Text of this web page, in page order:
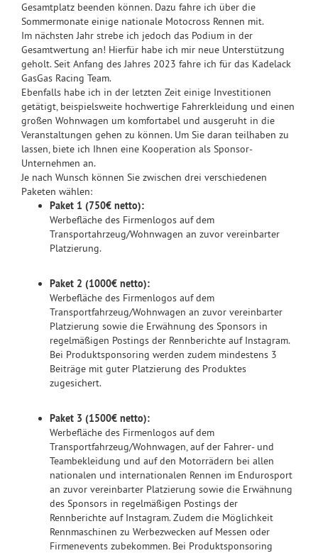
Gesamtplatz beenden können. Dazu fahre ich über die
Sommermonate einige nationale Motocross Rennen mit.
Im nächsten Jahr strebe ich jedoch das Podium in der
Gesamtwertung an! Hierfür habe ich mir neue Unterstützung
geholt. Seit Anfang des Jahres 2023 fahre ich für das Kadelack
GasGas Racing Team.
Ebenfalls habe ich in der letzten Zeit einige Investitionen
getätigt, beispielsweite hochwertige Fahrerkleidung und einen
großen Wohnwagen um komfortabel und ausgeruht in die
Veranstaltungen gehen zu können. Um Sie daran teilhaben zu
lassen, biete ich Ihnen eine Kooperation als Sponsor-
Unternehmen an.
Je nach Wunsch können Sie zwischen drei verschiedenen
Paketen wählen:
Paket 1 (750€ netto):
Werbefläche des Firmenlogos auf dem
Transportahrzeug/Wohnwagen an zuvor vereinbarter
Platzierung.
Paket 2 (1000€ netto):
Werbefläche des Firmenlogos auf dem
Transportfahrzeug/Wohnwagen an zuvor vereinbarter
Platzierung sowie die Erwähnung des Sponsors in
regelmäßigen Postings der Rennberichte auf Instagram.
Bei Produktsponsoring werden zudem mindestens 3
Beiträge mit guter Platzierung des Produktes
zugesichert.
Paket 3 (1500€ netto):
Werbefläche des Firmenlogos auf dem
Transportfahrzeug/Wohnwagen, auf der Fahrer- und
Teambekleidung und auf den Motorrädern bei allen
nationalen und internationalen Rennen im Endurosport
an zuvor vereinbarter Platzierung sowie die Erwähnung
des Sponsors in regelmäßigen Postings der
Rennberichte auf Instagram. Zudem die Möglichkeit
Rennmaschinen zu Werbezwecken auf Messen oder
Firmenevents zubekommen. Bei Produktsponsoring